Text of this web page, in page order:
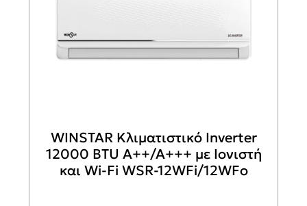
WINSTAR Κλιματιστικό Inverter
12000 BTU A++/A+++ με Ιονιστή
και Wi-Fi WSR-12WFi/12WFo